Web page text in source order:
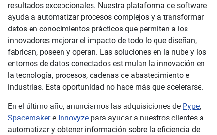
resultados excepcionales. Nuestra plataforma de software
ayuda a automatizar procesos complejos y a transformar
datos en conocimientos prácticos que permiten a los
innovadores mejorar el impacto de todo lo que diseñan,
fabrican, poseen y operan. Las soluciones en la nube y los
entornos de datos conectados estimulan la innovación en
la tecnología, procesos, cadenas de abastecimiento e
industrias. Esta oportunidad no hace más que acelerarse.
En el último año, anunciamos las adquisiciones de Pype,
Spacemakere Innovyze para ayudar a nuestros clientes a
automatizar y obtener información sobre la eficiencia de